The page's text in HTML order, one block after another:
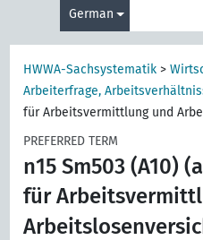
German
HWWA-Sachsystematik >
Arbeiterfrage,
für Arbeitsvermittlung und
PREFERRED TERM
n15 Sm503 (A10)
für